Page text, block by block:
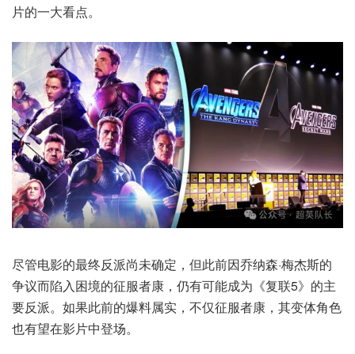
片的一大看点。
尽管电影的最终反派尚未确定，但此前因乔纳森·梅杰斯的
争议而陷入困境的征服者康，仍有可能成为《复联5》的主
要反派。如果此前的爆料属实，不仅征服者康，其变体角色
也有望在影片中登场。